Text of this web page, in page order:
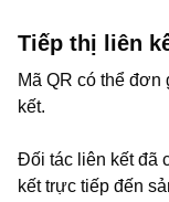
Tiếp thị liên
Mã QR có thể đơn
kết.
Đối tác liên kết đã
kết trực tiếp đến